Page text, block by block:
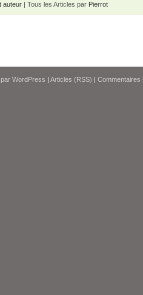
auteur | Tous les Articles par Pierrot
WordPress | Articles (RSS) | Commentaires